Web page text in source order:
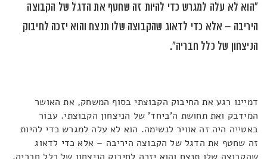
"הוא לא עלה למגרש כדי להיות זה שחטף את הדגל של הקבוצה
היריבה – אלא כדי לדאוג שהקבוצה שלו תנצח והוא יזכה לחיבוק
הניצחון של כלל חבריה".
דמיינו רגע את החיבוק הקבוצתי בסוף המשחק, את האושר
המידבק ואת תחושת ה'ביחד' של הניצחון הקבוצתי. עבור
באטייה היה זה אוויר לנשימה. הוא לא עלה למגרש כדי להיות
זה שחטף את הדגל של הקבוצה היריבה – אלא כדי לדאוג